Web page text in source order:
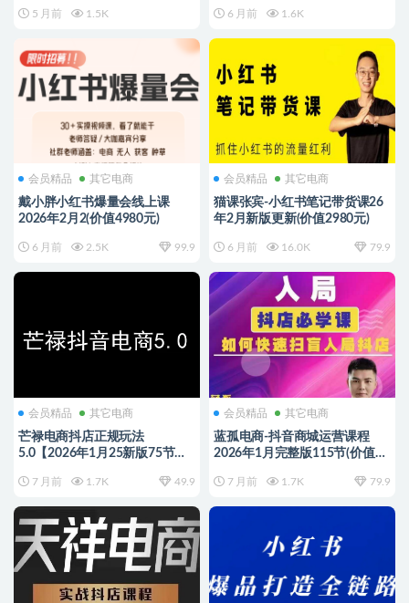
5 月前 1.5K 6 月前 1.6K
会员精品 其它电商
戴小胖小红书爆量会线上课
2026年2月2(价值4980元)
6 月前 2.5K 99.9
会员精品 其它电商
猫课张宾-小红书笔记带货课26
年2月新版更新(价值2980元)
6 月前 16.0K 79.9
会员精品 其它电商
芒禄电商抖店正规玩法
5.0【2026年1月25新版75节】
7 月前 1.7K 49.9
会员精品 其它电商
蓝孤电商-抖音商城运营课程
2026年1月完整版115节(价值
7 月前 1.7K 79.9